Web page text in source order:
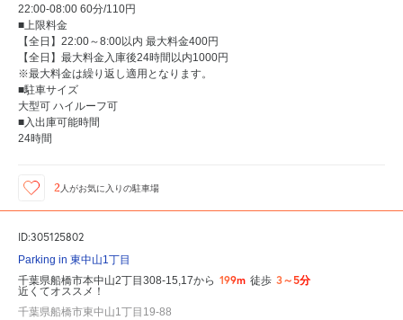
22:00-08:00 60分/110円
■上限料金
【全日】22:00～8:00以内 最大料金400円
【全日】最大料金入庫後24時間以内1000円
※最大料金は繰り返し適用となります。
■駐車サイズ
大型可 ハイルーフ可
■入出庫可能時間
24時間
2 人がお気に入りの駐車場
ID:305125802
Parking in 東中山1丁目
千葉県船橋市本中山2丁目308-15,17から 199m 徒歩 3～5分
近くてオススメ！
千葉県船橋市東中山1丁目19-88